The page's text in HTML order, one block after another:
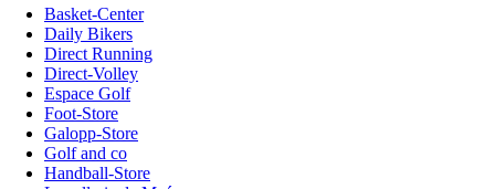
Basket-Center
Daily Bikers
Direct Running
Direct-Volley
Espace Golf
Foot-Store
Galopp-Store
Golf and co
Handball-Store